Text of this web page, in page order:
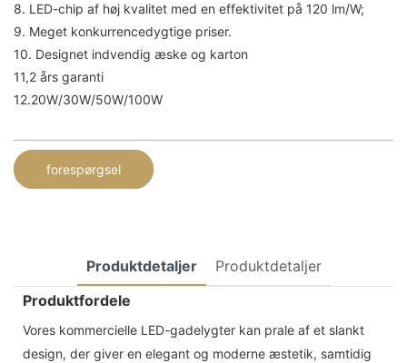
8. LED-chip af høj kvalitet med en effektivitet på 120 lm/W;
9. Meget konkurrencedygtige priser.
10. Designet indvendig æske og karton
11,2 års garanti
12.20W/30W/50W/100W
forespørgsel
Produktdetaljer
Produktdetaljer
Produktfordele
Vores kommercielle LED-gadelygter kan prale af et slankt
design, der giver en elegant og moderne æstetik, samtidig